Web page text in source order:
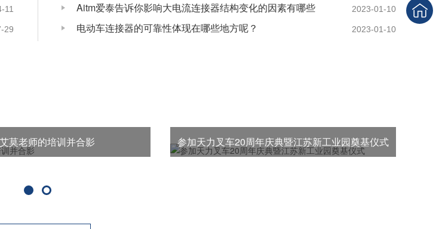
11
29
Aitm爱泰告诉你影响大电流连接器结构变化的因素有哪些 2023-01-10
电动车连接器的可靠性体现在哪些地方呢？ 2023-01-10
莫老师的培训并合影 参加天力叉车20周年庆典暨江苏新工业园奠基仪式